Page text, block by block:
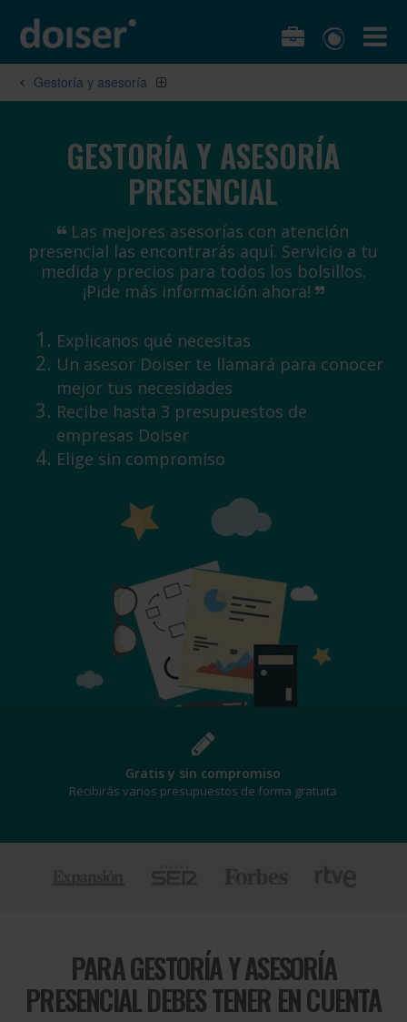
Gestoría y asesoría
GESTORÍA Y ASESORÍA
PRESENCIAL
Las mejores asesorías con atención
presencial las encontrarás aquí. Servicio a tu
medida y precios para todos los bolsillos.
¡Pide más información ahora!
Explicanos qué necesitas
Un asesor Doiser te llamará para conocer
mejor tus necesidades
Recibe hasta 3 presupuestos de
empresas Doiser
Elige sin compromiso
¡Al mejor precio!
Te beneficiarás de los mejores descuentos
PARAGESTORÍA Y ASESORÍA
PRESENCIAL DEBES TENER EN CUENTA